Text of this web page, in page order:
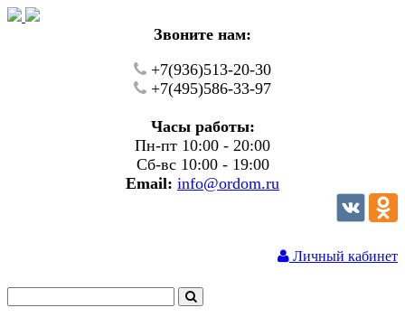
Звоните нам:
+7(936)513-20-30
+7(495)586-33-97
Часы работы:
Пн-пт 10:00 - 20:00
Сб-вс 10:00 - 19:00
Email: info@ordom.ru
Личный кабинет